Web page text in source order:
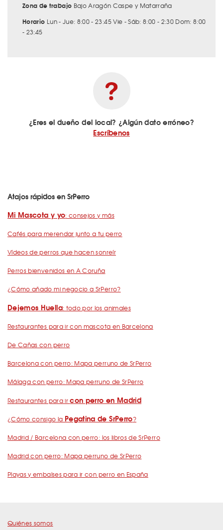
Zona de trabajo Bajo Aragón Caspe y Matarraña
Horario Lun - Jue: 8:00 - 23:45 Vie - Sáb: 8:00 - 2:30 Dom: 8:00
- 23:45
¿Eres el dueño del local? ¿Algún dato erróneo?
Escríbenos
Atajos rápidos en SrPerro
Mi Mascota y yo: consejos y más
Cafés para merendar junto a tu perro
Vídeos de perros que hacen sonreír
Perros bienvenidos en A Coruña
¿Cómo añado mi negocio a SrPerro?
Dejemos Huella: todo por los animales
Restaurantes para ir con mascota en Barcelona
De Cañas con perro
Barcelona con perro: Mapa perruno de SrPerro
Málaga con perro: Mapa perruno de SrPerro
Restaurantes para ircon perro en Madrid
¿Cómo consigo la Pegatina de SrPerro?
Madrid / Barcelona con perro: los libros de SrPerro
Madrid con perro: Mapa perruno de SrPerro
Playas y embalses para ir con perro en España
Quiénes somos